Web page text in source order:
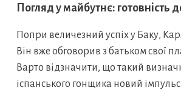
Погляд у майбутнє: готовність
Попри величезний успіх у Баку,
Він вже обговорив з батьком свої
Варто відзначити, що такий
іспанського гонщика новий